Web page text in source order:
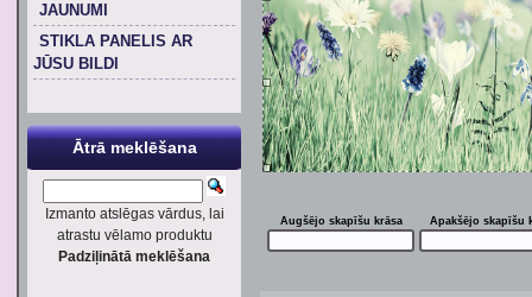
Augšējo skapīšu krāsa Apakšējo skapīšu
JAUNUMI
STIKLA PANELIS AR
JŪSU BILDI
Ātrā meklēšana
Izmanto atslēgas vārdus, lai
atrastu vēlamo produktu
Padziļinātā meklēšana